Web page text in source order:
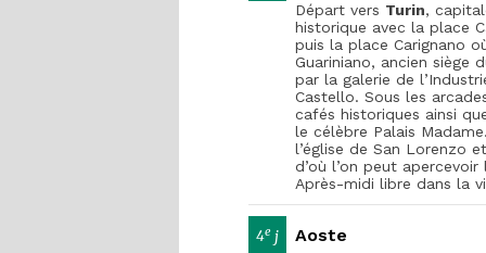
Départ vers Turin,
historique avec la place
puis la place Carignano
Guariniano, ancien siège
par la galerie de
Castello. Sous les
cafés historiques ainsi
le célèbre Palais
l’église de San Lorenzo
d’où l’on peut
Après-midi libre dans la
4e j Aoste